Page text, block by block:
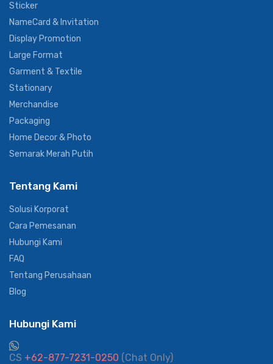
Sticker
NameCard & Invitation
Display Promotion
Large Format
Garment & Textile
Stationary
Merchandise
Packaging
Home Decor & Photo
Semarak Merah Putih
Tentang Kami
Solusi Korporat
Cara Pemesanan
Hubungi Kami
FAQ
Tentang Perusahaan
Blog
Hubungi Kami
CS +62-877-7231-0250 (Chat Only)